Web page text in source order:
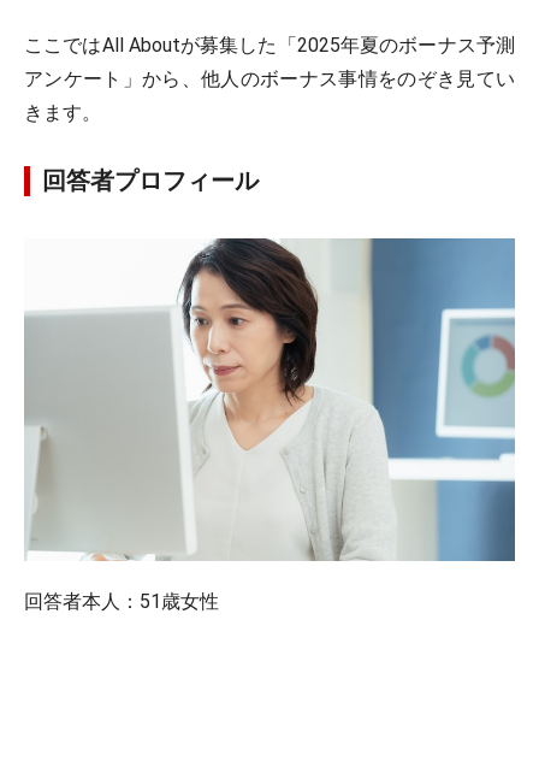
ここではAll Aboutが募集した「2025年夏のボーナス予測
アンケート」から、他人のボーナス事情をのぞき見てい
きます。
回答者プロフィール
回答者本人：51歳女性